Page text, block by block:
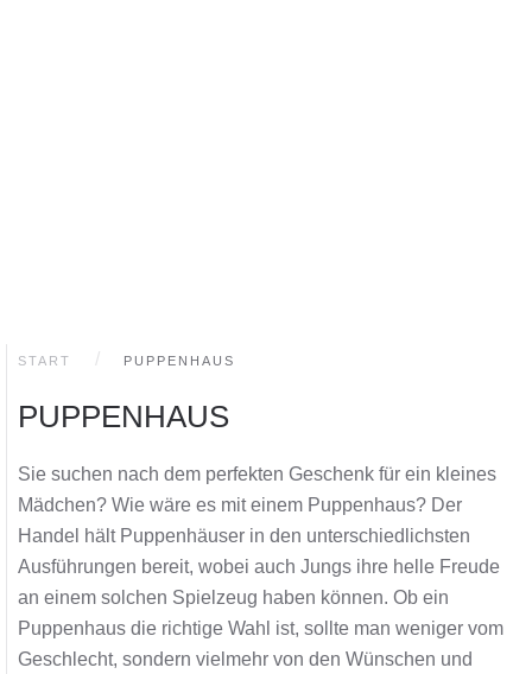
START PUPPENHAUS
PUPPENHAUS
Sie suchen nach dem perfekten Geschenk für ein kleines
Mädchen? Wie wäre es mit einem Puppenhaus? Der
Handel hält Puppenhäuser in den unterschiedlichsten
Ausführungen bereit, wobei auch Jungs ihre helle Freude
an einem solchen Spielzeug haben können. Ob ein
Puppenhaus die richtige Wahl ist, sollte man weniger vom
Geschlecht, sondern vielmehr von den Wünschen und